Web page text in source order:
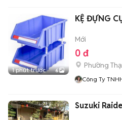
1 phút trước 6
KỆ ĐỰNG
Mới
0 đ
Phường
Công Ty
Suzuki